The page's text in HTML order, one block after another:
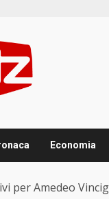
Economia
per Amedeo